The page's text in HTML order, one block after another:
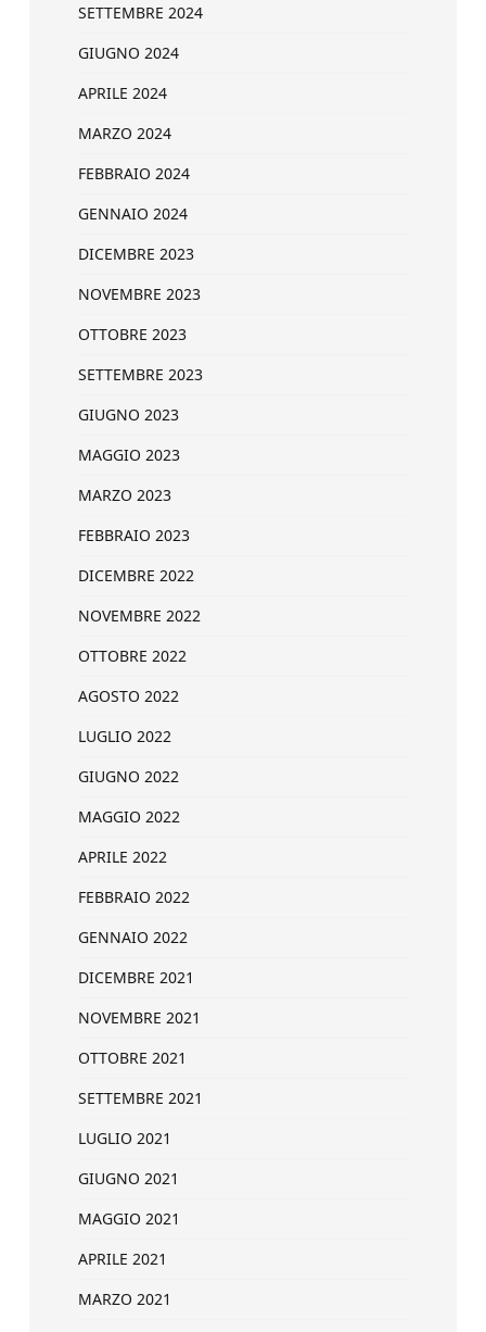
SETTEMBRE 2024
GIUGNO 2024
APRILE 2024
MARZO 2024
FEBBRAIO 2024
GENNAIO 2024
DICEMBRE 2023
NOVEMBRE 2023
OTTOBRE 2023
SETTEMBRE 2023
GIUGNO 2023
MAGGIO 2023
MARZO 2023
FEBBRAIO 2023
DICEMBRE 2022
NOVEMBRE 2022
OTTOBRE 2022
AGOSTO 2022
LUGLIO 2022
GIUGNO 2022
MAGGIO 2022
APRILE 2022
FEBBRAIO 2022
GENNAIO 2022
DICEMBRE 2021
NOVEMBRE 2021
OTTOBRE 2021
SETTEMBRE 2021
LUGLIO 2021
GIUGNO 2021
MAGGIO 2021
APRILE 2021
MARZO 2021